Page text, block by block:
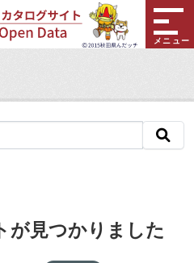
メニュー
が見つかりました